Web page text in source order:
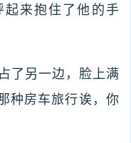
起来抱住了他的手
了另一边，脸上满
种房车旅行诶，你